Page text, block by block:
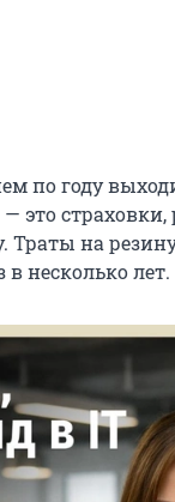
по году
это
Траты на
в несколько лет.